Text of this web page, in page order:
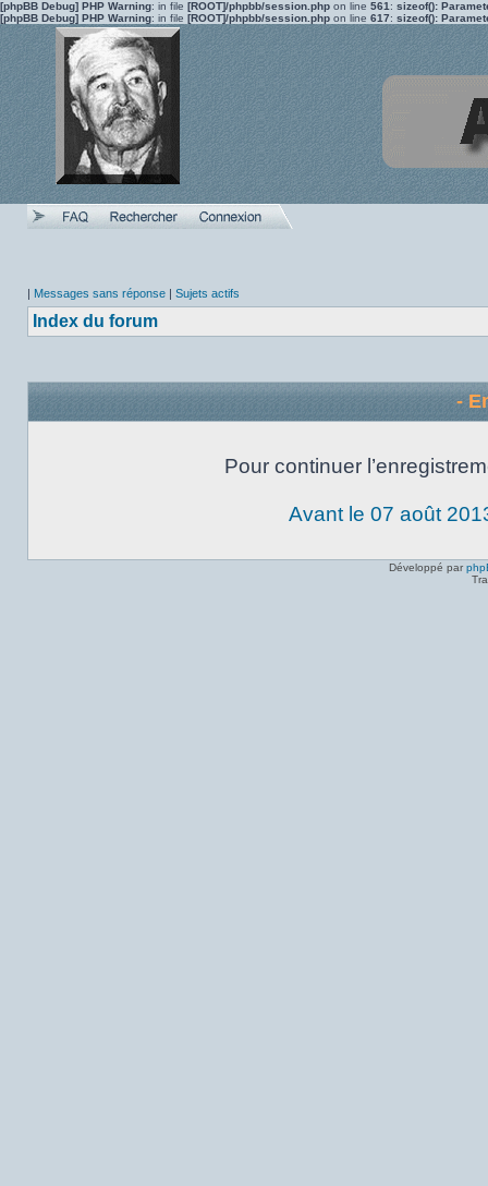
[phpBB Debug] PHP Warning: in file [ROOT]/phpbb/session.php on line 561 : sizeof():
[phpBB Debug] PHP Warning: in file [ROOT]/phpbb/session.php on line 617: sizeof():
| Messages sans réponse | Sujets actifs
Index du forum
-
Pour continuer
Avant le 07 août
Développé par